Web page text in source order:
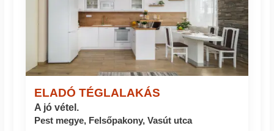
ELADÓ TÉGLALAKÁS
A jó vétel.
Pest megye, Felsőpakony, Vasút utca